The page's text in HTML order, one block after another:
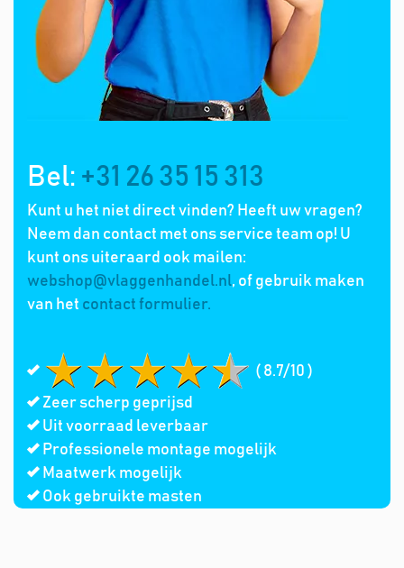
Bel: +31 26 35 15 313
Kunt u het niet direct vinden? Heeft uw vragen?
Neem dan contact met ons service team op! U
kunt ons uiteraard ook mailen:
webshop@vlaggenhandel.nl, of gebruik maken
van het contact formulier.
( 8.7/10 )
Zeer scherp geprijsd
Uit voorraad leverbaar
Professionele montage mogelijk
Maatwerk mogelijk
Ook gebruikte masten